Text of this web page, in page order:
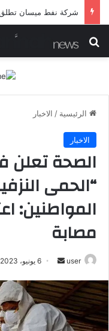
بحث عن
الرئيسية / الاخبار
الاخبار
الصحة تعلن
“الحمى
المواطنين:
مصابة
user
أرسل
إلكترونيا
6 يونيو، 2023